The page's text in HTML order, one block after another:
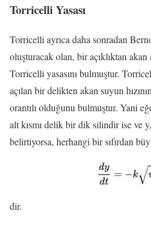
Torricelli Yasası
Torricelli ayrıca daha sonradan
oluşturacak olan, bir açıklıktan akan
Torricelli yasasını bulmuştur.
açılan bir delikten akan suyun
orantılı olduğunu bulmuştur. Yani
alt kısmı delik bir dik silindir ise ve
belirtiyorsa, herhangi bir sıfırdan
dir.